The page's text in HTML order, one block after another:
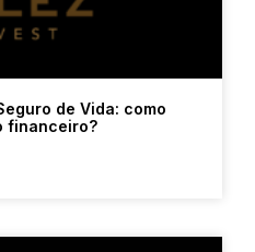
de Vida: como
financeiro?